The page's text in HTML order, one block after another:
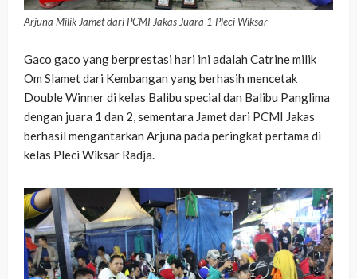
Arjuna Milik Jamet dari PCMI Jakas Juara 1 Pleci Wiksar
Gaco gaco yang berprestasi hari ini adalah Catrine milik
Om Slamet dari Kembangan yang berhasih mencetak
Double Winner di kelas Balibu special dan Balibu Panglima
dengan juara 1 dan 2, sementara Jamet dari PCMI Jakas
berhasil mengantarkan Arjuna pada peringkat pertama di
kelas Pleci Wiksar Radja.